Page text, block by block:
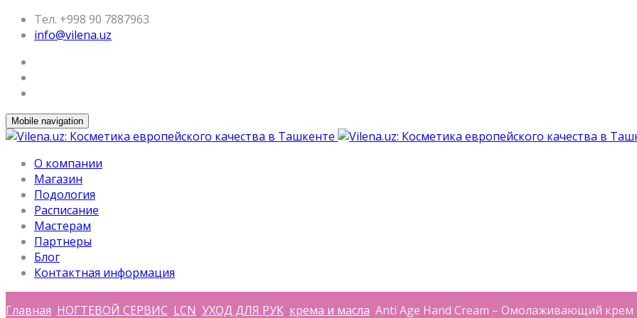
Тел. +998 90 7887963
info@vilena.uz
Mobile navigation
О компании
Магазин
Подология
Расписание
Мастерам
Партнеры
Блог
Контактная информация
Главная НОГТЕВОЙ СЕРВИС LCN УХОД ДЛЯ РУК крема и масла Anti Age Hand Cream – Омолаживающий крем